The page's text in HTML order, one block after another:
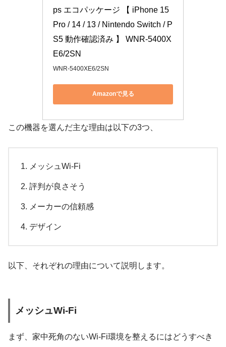
ps エコパッケージ 【 iPhone 15
Pro / 14 / 13 / Nintendo Switch / P
S5 動作確認済み 】 WNR-5400X
E6/2SN
WNR-5400XE6/2SN
Amazonで見る
この機器を選んだ主な理由は以下の3つ、
メッシュWi-Fi
評判が良さそう
メーカーの信頼感
デザイン
以下、それぞれの理由について説明します。
メッシュWi-Fi
まず、家中死角のないWi-Fi環境を整えるにはどうすべき